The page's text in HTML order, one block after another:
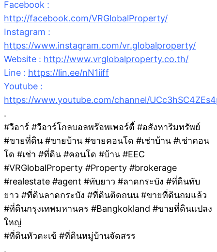
Facebook :
http://facebook.com/VRGlobalProperty/
Instagram :
https://www.instagram.com/vr.globalproperty/
Website : http://www.vrglobalproperty.co.th/
Line : https://lin.ee/nN1iiff
Youtube :
https://www.youtube.com/channel/
.
#วีอาร์ #วีอาร์โกลบอลพร๊อพเพอร์ตี้ #อสังหาริมทรัพย์
#ขายที่ดิน #ขายบ้าน #ขายคอนโด #เช่าบ้าน #เช่าคอน
โด #เช่า #ที่ดิน #คอนโด #บ้าน #EEC
#VRGlobalProperty #Property #brokerage
#realestate #agent #ทับยาว #ลาดกระบัง #ที่ดินทับ
ยาว #ที่ดินลาดกระบัง #ที่ดินติดถนน #ขายที่ดินถมแล้ว
#ที่ดินกรุงเทพมหานคร #Bangkokland #ขายที่ดินแปลง
ใหญ่
#ที่ดินหัวตะเข้ #ที่ดินหมู่บ้านจัดสรร
.